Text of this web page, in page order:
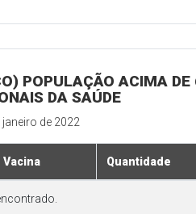
POPULAÇÃO ACIMA DE
DA SAÚDE
janeiro de 2022
Vacina Quantidade